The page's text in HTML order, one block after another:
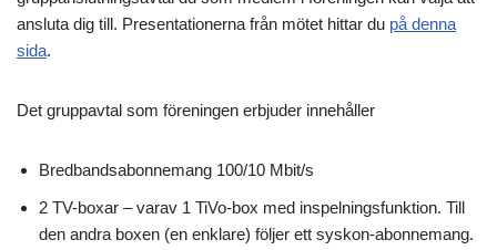
ansluta dig till. Presentationerna från mötet hittar du på denna
sida.
Det gruppavtal som föreningen erbjuder innehåller
Bredbandsabonnemang 100/10 Mbit/s
2 TV-boxar – varav 1 TiVo-box med inspelningsfunktion. Till
den andra boxen (en enklare) följer ett syskon-abonnemang.